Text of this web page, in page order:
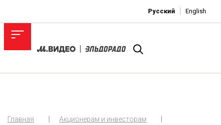
Русский English
Главная
Акционерам и инвесторам